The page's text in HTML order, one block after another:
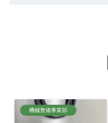
機械整備事業部